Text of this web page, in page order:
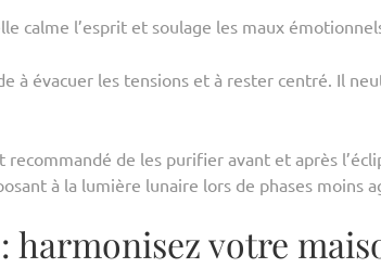
calme l’esprit et soulage les maux
à évacuer les tensions et à rester centré. Il
de les purifier avant et après
à la lumière lunaire lors de phases moins
harmonisez votre